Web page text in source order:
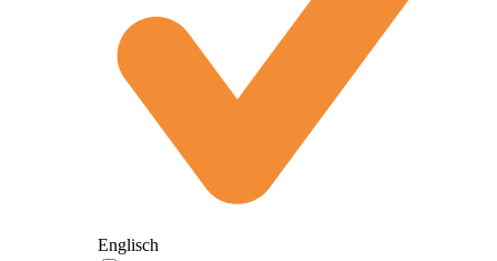
Englisch